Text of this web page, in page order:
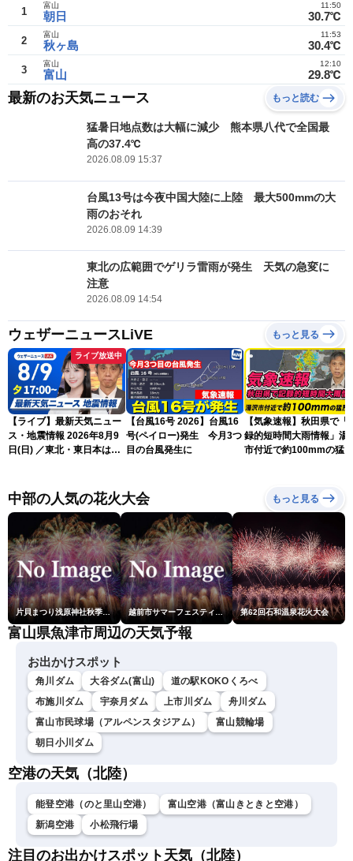
1 朝日
富山
30.7℃
11:50
2 秋ヶ島
富山
30.4℃
11:53
3 富山
富山
29.8℃
12:10
最新のお天気ニュース もっと読む
猛暑日地点数は大幅に減少 熊本県八代で全国最
高の37.4℃
2026.08.09 15:37
台風13号は今夜中国大陸に上陸 最大500mmの大
雨のおそれ
2026.08.09 14:39
東北の広範囲でゲリラ雷雨が発生 天気の急変に
注意
2026.08.09 14:54
ウェザーニュースLiVE もっと見る
ライブ放送中
【ライブ】最新天気ニュー
ス・地震情報 2026年8月9
日(日) ／東北・東日本は急
北美月／芳野達郎〉
【台風16号 2026】台風16
号(ペイロー)発生 今月3つ
目の台風発生に
【気象速報】秋田県で「
録的短時間大雨情報」湯
市付近で約100mmの猛烈
中部の人気の花火大会 もっと見る
片貝まつり浅原神社秋季例大祭奉納大煙火 越前市サマーフェスティバル花火大会 第62回石和温泉花火大会
富山県魚津市周辺の天気予報
お出かけスポット
角川ダム 大谷ダム(富山)
道の駅KOKOくろべ
布施川ダム
宇奈月ダム 上市川ダム
舟川ダム
富山市民球場（アルペンスタジアム）
富山競輪場
朝日小川ダム
空港の天気（北陸）
能登空港（のと里山空港）
富山空港（富山きときと空港）
新潟空港
小松飛行場
注目のお出かけスポット天気（北陸）